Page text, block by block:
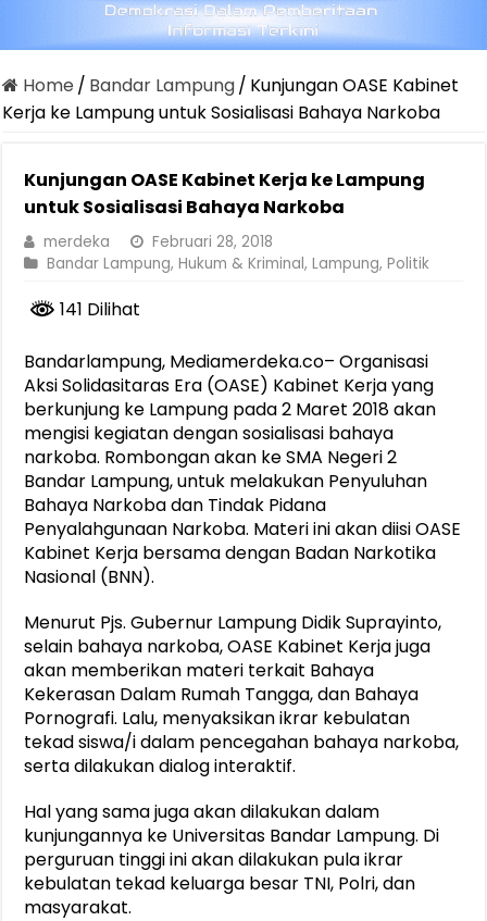
Home / Bandar Lampung/ Kunjungan OASE Kabinet
Kerja ke Lampung untuk Sosialisasi Bahaya Narkoba
Kunjungan OASE Kabinet Kerja ke Lampung
untuk Sosialisasi Bahaya Narkoba
merdeka
Februari 28, 2018
Bandar Lampung,Hukum & Kriminal,Lampung,Politik
141 Dilihat
Bandarlampung, Mediamerdeka.co– Organisasi
Aksi Solidasitaras Era (OASE) Kabinet Kerja yang
berkunjung ke Lampung pada 2 Maret 2018 akan
mengisi kegiatan dengan sosialisasi bahaya
narkoba. Rombongan akan ke SMA Negeri 2
Bandar Lampung, untuk melakukan Penyuluhan
Bahaya Narkoba dan Tindak Pidana
Penyalahgunaan Narkoba. Materi ini akan diisi OASE
Kabinet Kerja bersama dengan Badan Narkotika
Nasional (BNN).
Menurut Pjs. Gubernur Lampung Didik Suprayinto,
selain bahaya narkoba, OASE Kabinet Kerja juga
akan memberikan materi terkait Bahaya
Kekerasan Dalam Rumah Tangga, dan Bahaya
Pornografi. Lalu, menyaksikan ikrar kebulatan
tekad siswa/i dalam pencegahan bahaya narkoba,
serta dilakukan dialog interaktif.
Hal yang sama juga akan dilakukan dalam
kunjungannya ke Universitas Bandar Lampung. Di
perguruan tinggi ini akan dilakukan pula ikrar
kebulatan tekad keluarga besar TNI, Polri, dan
masyarakat.